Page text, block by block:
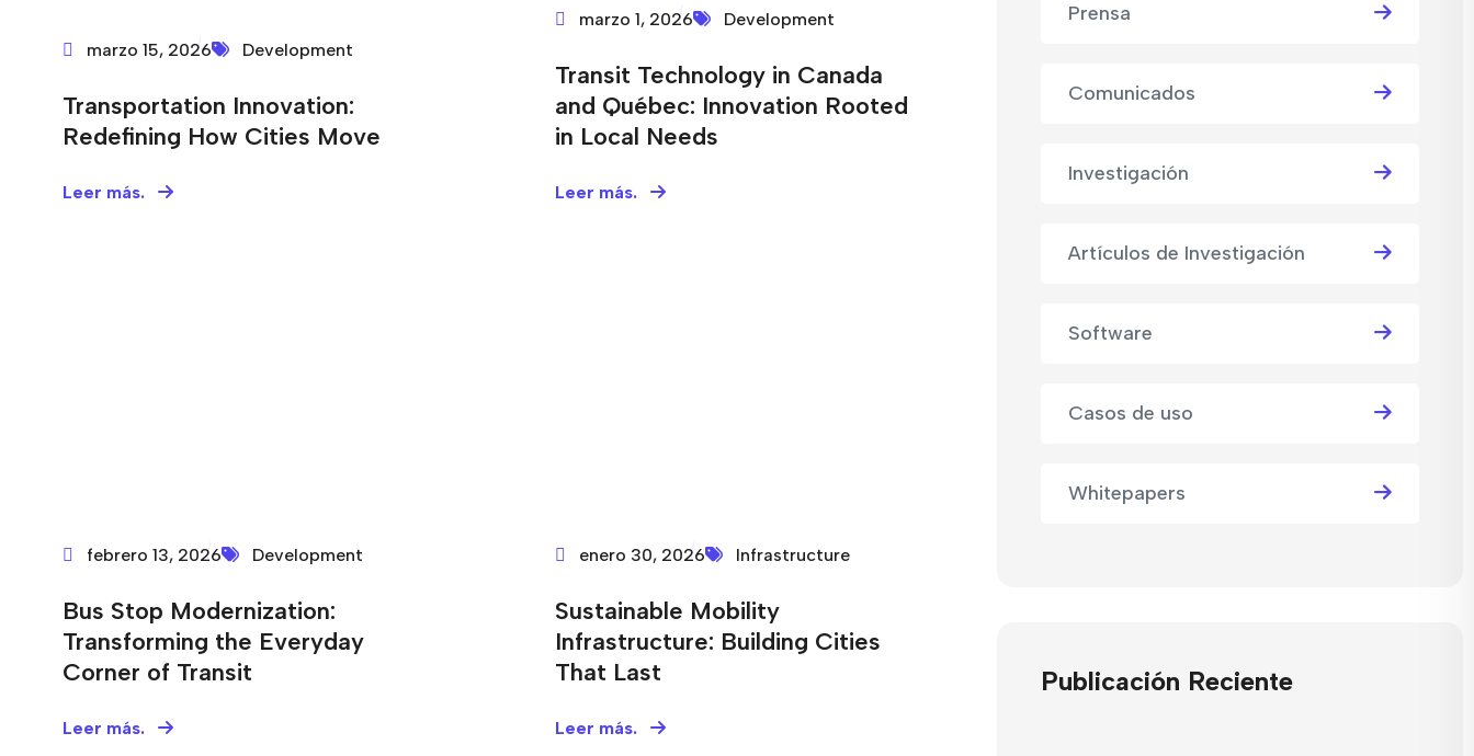
marzo 15, 2026 Development
Transportation Innovation:
Redefining How Cities Move
Leer más.
marzo 1, 2026 Development
Transit Technology in Canada
and Québec: Innovation Rooted
in Local Needs
Leer más.
febrero 13, 2026 Development
Bus Stop Modernization:
Transforming the Everyday
Corner of Transit
Leer más.
enero 30, 2026 Infrastructure
Sustainable Mobility
Infrastructure: Building Cities
That Last
Leer más.
Prensa
Comunicados
Investigación
Artículos de Investigación
Software
Casos de uso
Whitepapers
Publicación Reciente